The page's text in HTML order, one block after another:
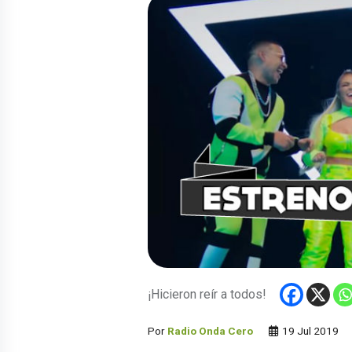
¡Hicieron reír a todos!
Por Radio Onda Cero 19 Jul 2019